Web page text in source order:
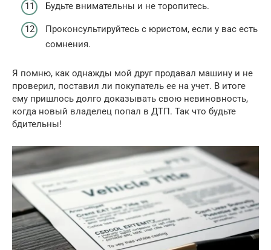
Будьте внимательны и не торопитесь.
Проконсультируйтесь с юристом, если у вас есть
сомнения.
Я помню, как однажды мой друг продавал машину и не
проверил, поставил ли покупатель ее на учет. В итоге
ему пришлось долго доказывать свою невиновность,
когда новый владелец попал в ДТП. Так что будьте
бдительны!